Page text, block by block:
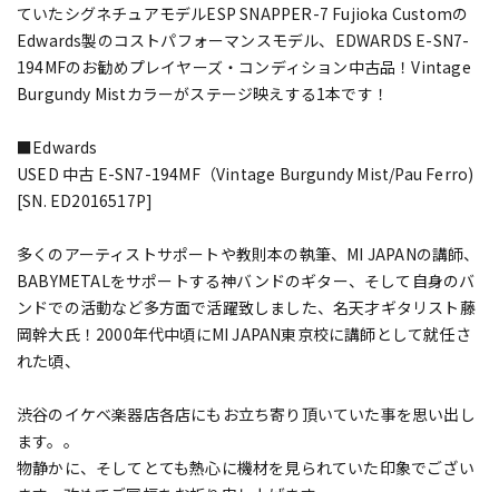
ていたシグネチュアモデルESP SNAPPER-7 Fujioka Customの
Edwards製のコストパフォーマンスモデル、EDWARDS E-SN7-
194MFのお勧めプレイヤーズ・コンディション中古品！Vintage
Burgundy Mistカラーがステージ映えする1本です！
■Edwards
USED 中古 E-SN7-194MF（Vintage Burgundy Mist/Pau Ferro)
[SN. ED2016517P]
多くのアーティストサポートや教則本の執筆、MI JAPANの講師、
BABYMETALをサポートする神バンドのギター、そして自身のバ
ンドでの活動など多方面で活躍致しました、名天才ギタリスト藤
岡幹大氏！2000年代中頃にMI JAPAN東京校に講師として就任さ
れた頃、
渋谷のイケベ楽器店各店にもお立ち寄り頂いていた事を思い出し
ます。。
物静かに、そしてとても熱心に機材を見られていた印象でござい